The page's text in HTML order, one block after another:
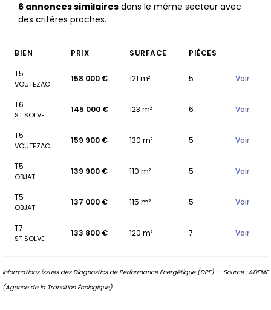
6 annonces similaires dans le même secteur avec
des critères proches.
BIEN PRIX SURFACE
PIÈCES
T5
VOUTEZAC
158 000 € 121 m² 5 Voir
T6
ST SOLVE
145 000 € 123 m² 6 Voir
T5
VOUTEZAC
159 900 € 130 m² 5 Voir
T5
OBJAT
139 900 € 110 m² 5 Voir
T5
OBJAT
137 000 € 115 m² 5 Voir
T7
ST SOLVE
133 800 € 120 m² 7 Voir
Informations issues des Diagnostics de Performance Énergétique (DPE) — Source : ADEME
(Agence de la Transition Écologique).